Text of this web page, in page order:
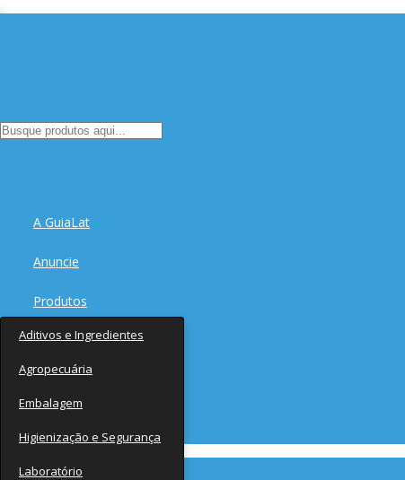
A GuiaLat
Anuncie
Produtos
Aditivos e Ingredientes
Agropecuária
Embalagem
Higienização e Segurança
Laboratório
Fornecedores
Notícias